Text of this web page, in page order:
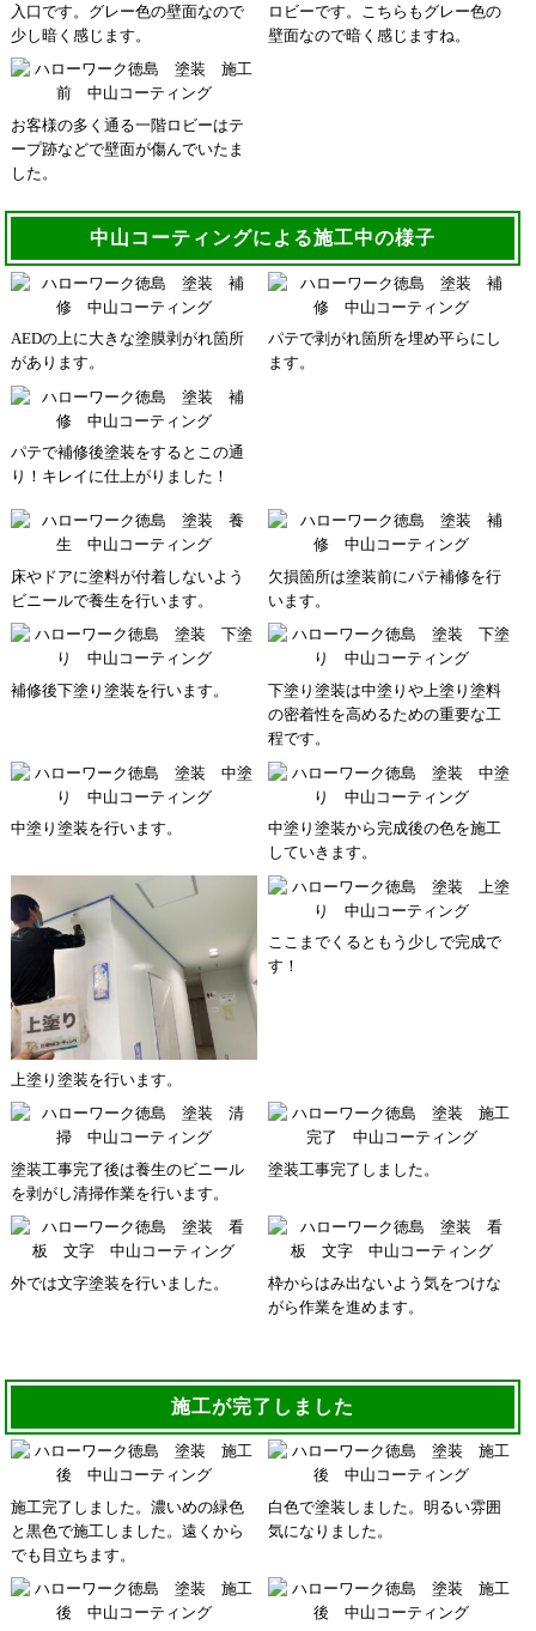
入口です。グレー色の壁面なので
少し暗く感じます。
ロビーです。こちらもグレー色の
壁面なので暗く感じますね。
お客様の多く通る一階ロビーはテ
ープ跡などで壁面が傷んでいたま
した。
中山コーティングによる施工中の様子
AEDの上に大きな塗膜剥がれ箇所
があります。
パテで剥がれ箇所を埋め平らにし
ます。
パテで補修後塗装をするとこの通
り！キレイに仕上がりました！
床やドアに塗料が付着しないよう
ビニールで養生を行います。
欠損箇所は塗装前にパテ補修を行
います。
補修後下塗り塗装を行います。
下塗り塗装は中塗りや上塗り塗料
の密着性を高めるための重要な工
程です。
中塗り塗装を行います。
中塗り塗装から完成後の色を施工
していきます。
上塗り塗装を行います。
ここまでくるともう少しで完成で
す！
塗装工事完了後は養生のビニール
を剥がし清掃作業を行います。
塗装工事完了しました。
外では文字塗装を行いました。
枠からはみ出ないよう気をつけな
がら作業を進めます。
施工が完了しました
施工完了しました。濃いめの緑色
と黒色で施工しました。遠くから
でも目立ちます。
白色で塗装しました。明るい雰囲
気になりました。